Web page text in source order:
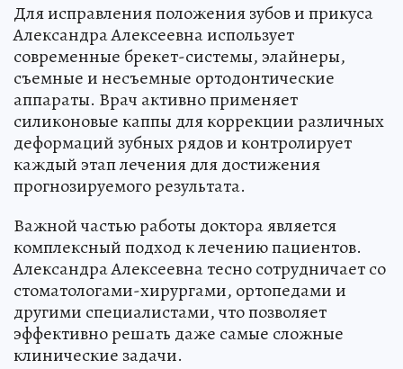
Для исправления положения зубов и прикуса
Александра Алексеевна использует
современные брекет-системы, элайнеры,
съемные и несъемные ортодонтические
аппараты. Врач активно применяет
силиконовые каппы для коррекции различных
деформаций зубных рядов и контролирует
каждый этап лечения для достижения
прогнозируемого результата.
Важной частью работы доктора является
комплексный подход к лечению пациентов.
Александра Алексеевна тесно сотрудничает со
стоматологами-хирургами, ортопедами и
другими специалистами, что позволяет
эффективно решать даже самые сложные
клинические задачи.